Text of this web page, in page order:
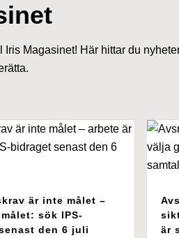
Iris Magasinet! Här hittar du
är inte målet –
sök IPS-
den 6 juli
är